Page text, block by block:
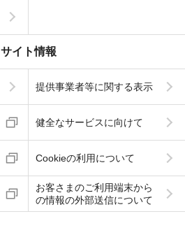
サイト情報
提供事業者等に関する表示
健全なサービスに向けて
Cookieの利用について
お客さまのご利用端末から
の情報の外部送信について